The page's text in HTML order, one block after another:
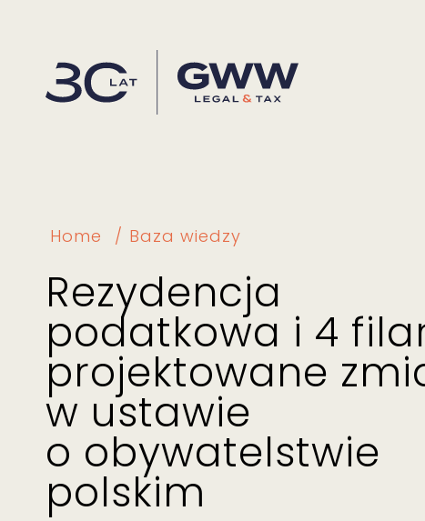
Home Baza wiedzy
Rezydencja
podatkowa i 4
projektowane
w ustawie
o obywatelstwie
polskim